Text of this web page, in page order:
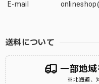
E-mail
送料について
一部地
※北海道、